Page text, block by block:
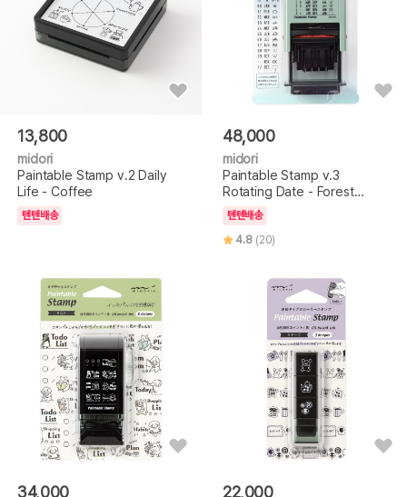
13,800
midori
Paintable Stamp v.2 Daily
Life - Coffee
텐텐배송
48,000
midori
Paintable Stamp v.3
Rotating Date - Forest
Animals
텐텐배송
4.8 (20)
34,000 22,000